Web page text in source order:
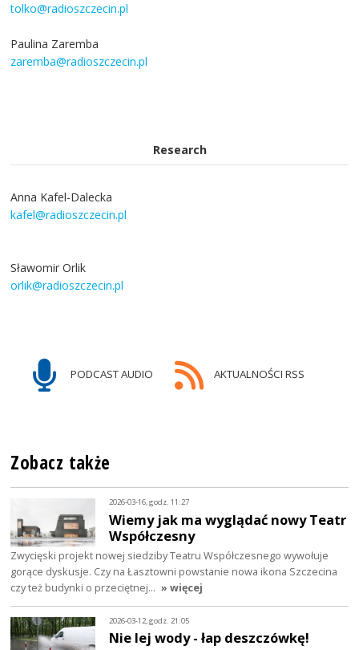
tolko@radioszczecin.pl
Paulina Zaremba
zaremba@radioszczecin.pl
Research
Anna Kafel-Dalecka
kafel@radioszczecin.pl
Sławomir Orlik
orlik@radioszczecin.pl
PODCAST AUDIO AKTUALNOŚCI RSS
Zobacz także
2026-03-16, godz. 11:27
Wiemy jak ma wyglądać nowy Teatr
Współczesny
Zwycięski projekt nowej siedziby Teatru Współczesnego wywołuje
gorące dyskusje. Czy na Łasztowni powstanie nowa ikona Szczecina
czy też budynki o przeciętnej… » więcej
2026-03-12, godz. 21:05
Nie lej wody - łap deszczówkę!